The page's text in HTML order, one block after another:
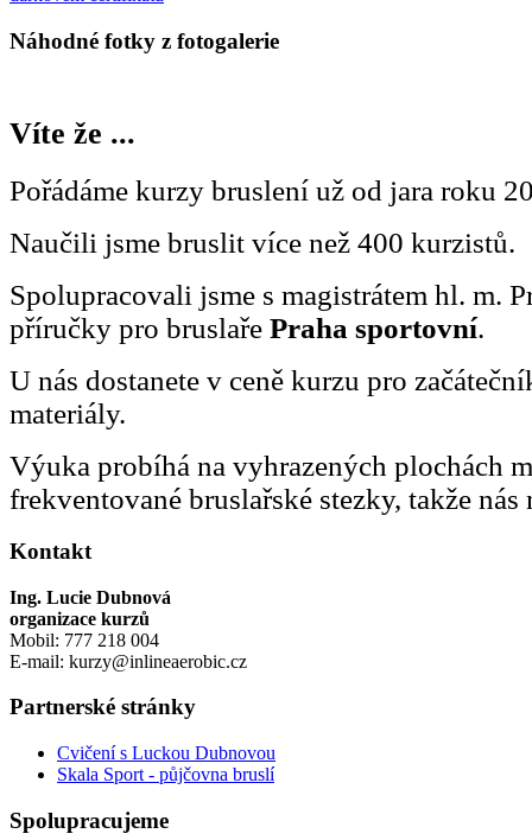
Náhodné fotky z fotogalerie
Víte že ...
Pořádáme kurzy bruslení už od jara roku
Naučili jsme bruslit více než 400 kurzistů.
Spolupracovali jsme s magistrátem hl. m.
příručky pro bruslaře Praha sportovní.
U nás dostanete v ceně kurzu pro
materiály.
Výuka probíhá na vyhrazených plochách
frekventované bruslařské stezky, takže
Kontakt
Ing. Lucie Dubnová
organizace kurzů
Mobil: 777 218 004
E-mail: kurzy@inlineaerobic.cz
Partnerské stránky
Cvičení s Luckou Dubnovou
Skala Sport - půjčovna bruslí
Spolupracujeme